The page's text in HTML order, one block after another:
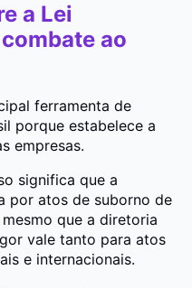
a Lei
ao
ferramenta de
porque estabelece a
empresas.
significa que a
por atos de suborno de
que a diretoria
vale tanto para atos
e internacionais.